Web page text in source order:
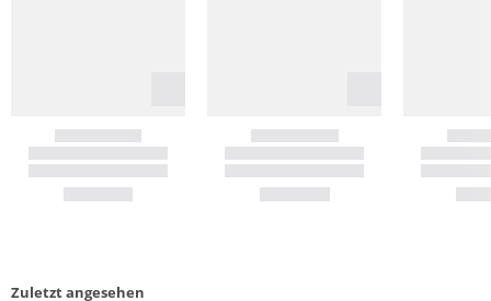
Zuletzt angesehen